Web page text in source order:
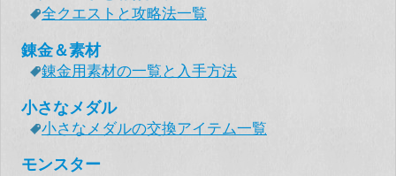
全クエストと攻略法一覧
錬金＆素材
錬金用素材の一覧と入手方法
小さなメダル
小さなメダルの交換アイテム一覧
モンスター